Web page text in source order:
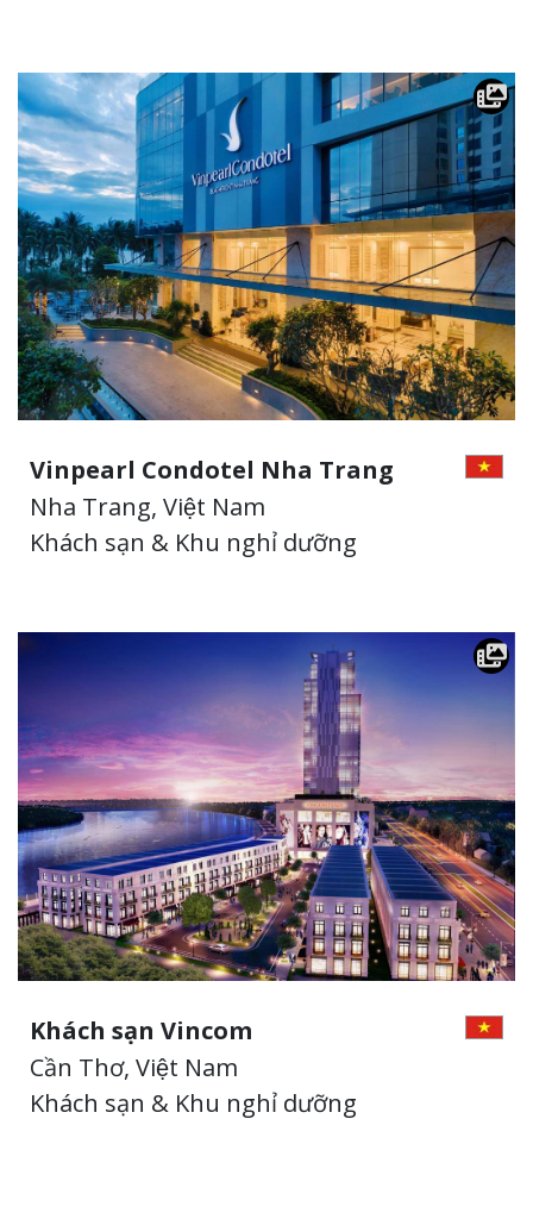
Vinpearl Condotel Nha Trang
Nha Trang, Việt Nam
Khách sạn & Khu nghỉ dưỡng
Khách sạn Vincom
Cần Thơ, Việt Nam
Khách sạn & Khu nghỉ dưỡng